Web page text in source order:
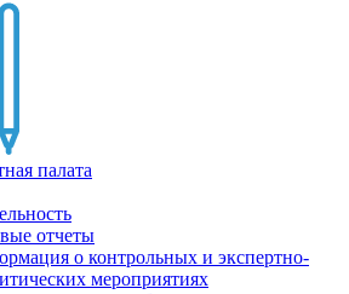
палата
отчеты
о контрольных и экспертно-
мероприятиях